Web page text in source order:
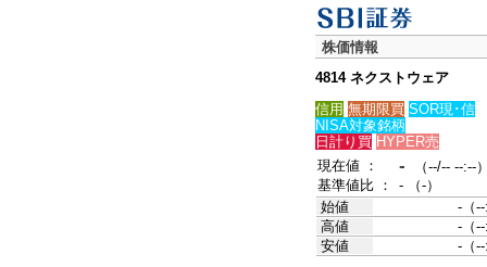
株価情報
4814 ネクストウェア
信用 無期限買 SOR現･信
NISA対象銘柄
日計り買 HYPER売
現在値 ：
- （--/-- --:--
基準値比 ：
- （-）
始値
-（
高値
-（
安値
-（